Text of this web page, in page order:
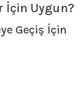
İçin Uygun?
Geçiş İçin